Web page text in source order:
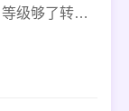
级够了转骷
蹭副本，不